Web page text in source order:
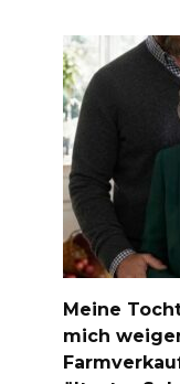
Meine
mich